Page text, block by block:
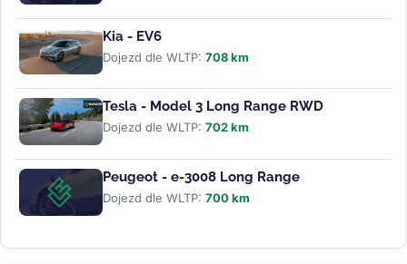
Kia - EV6
Dojezd dle WLTP: 708 km
Tesla - Model 3 Long Range RWD
Dojezd dle WLTP: 702 km
Peugeot - e-3008 Long Range
Dojezd dle WLTP: 700 km